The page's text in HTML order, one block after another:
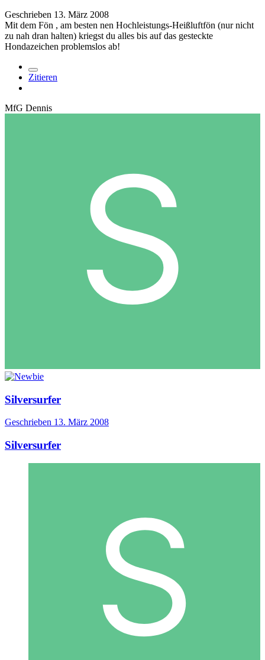
Geschrieben 13. März 2008
Mit dem Fön , am besten nen Hochleistungs-Heißluftfön (nur nicht
zu nah dran halten) kriegst du alles bis auf das gesteckte
Hondazeichen problemslos ab!
Zitieren
MfG Dennis
Silversurfer
Geschrieben 13. März 2008
Silversurfer